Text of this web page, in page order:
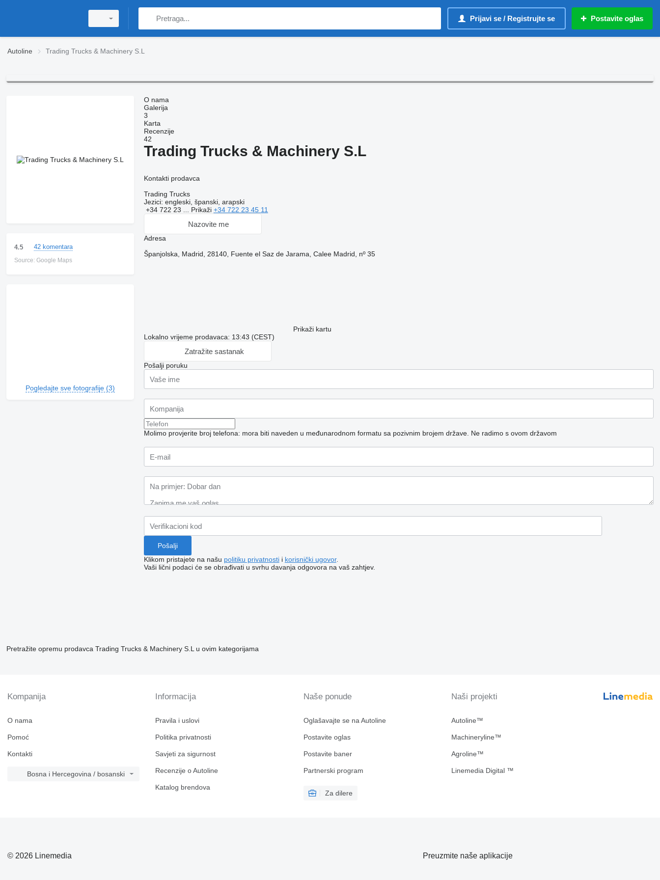
Prijavi se / Registrujte se Postavite oglas
Autoline Trading Trucks & Machinery S.L
4.5 42 komentara
Source: Google Maps
Pogledajte sve fotografije (3)
O nama
Galerija
3
Karta
Recenzije
42
Trading Trucks & Machinery S.L
Kontakti prodavca
Trading Trucks
Jezici: engleski, španski, arapski
+34 722 23 ... Prikaži +34 722 23 45 11
Nazovite me
Adresa
Španjolska, Madrid, 28140, Fuente el Saz de Jarama, Calee Madrid, nº 35
Prikaži kartu
Lokalno vrijeme prodavaca: 13:43 (CEST)
Zatražite sastanak
Pošalji poruku
Molimo provjerite broj telefona: mora biti naveden u međunarodnom formatu sa pozivnim brojem države. Ne radimo s ovom državom
Klikom pristajete na našu politiku privatnostii korisnički ugovor.
Vaši lični podaci će se obrađivati ​​u svrhu davanja odgovora na vaš zahtjev.
Pretražite opremu prodavca Trading Trucks & Machinery S.L u ovim kategorijama
Kompanija
O nama
Pomoć
Kontakti
Bosna i Hercegovina / bosanski
Informacija
Pravila i uslovi
Politika privatnosti
Savjeti za sigurnost
Recenzije o Autoline
Katalog brendova
Naše ponude
Oglašavajte se na Autoline
Postavite oglas
Postavite baner
Partnerski program
Za dilere
Naši projekti
Autoline™
Machineryline™
Agroline™
Linemedia Digital ™
© 2026 Linemedia Preuzmite naše aplikacije